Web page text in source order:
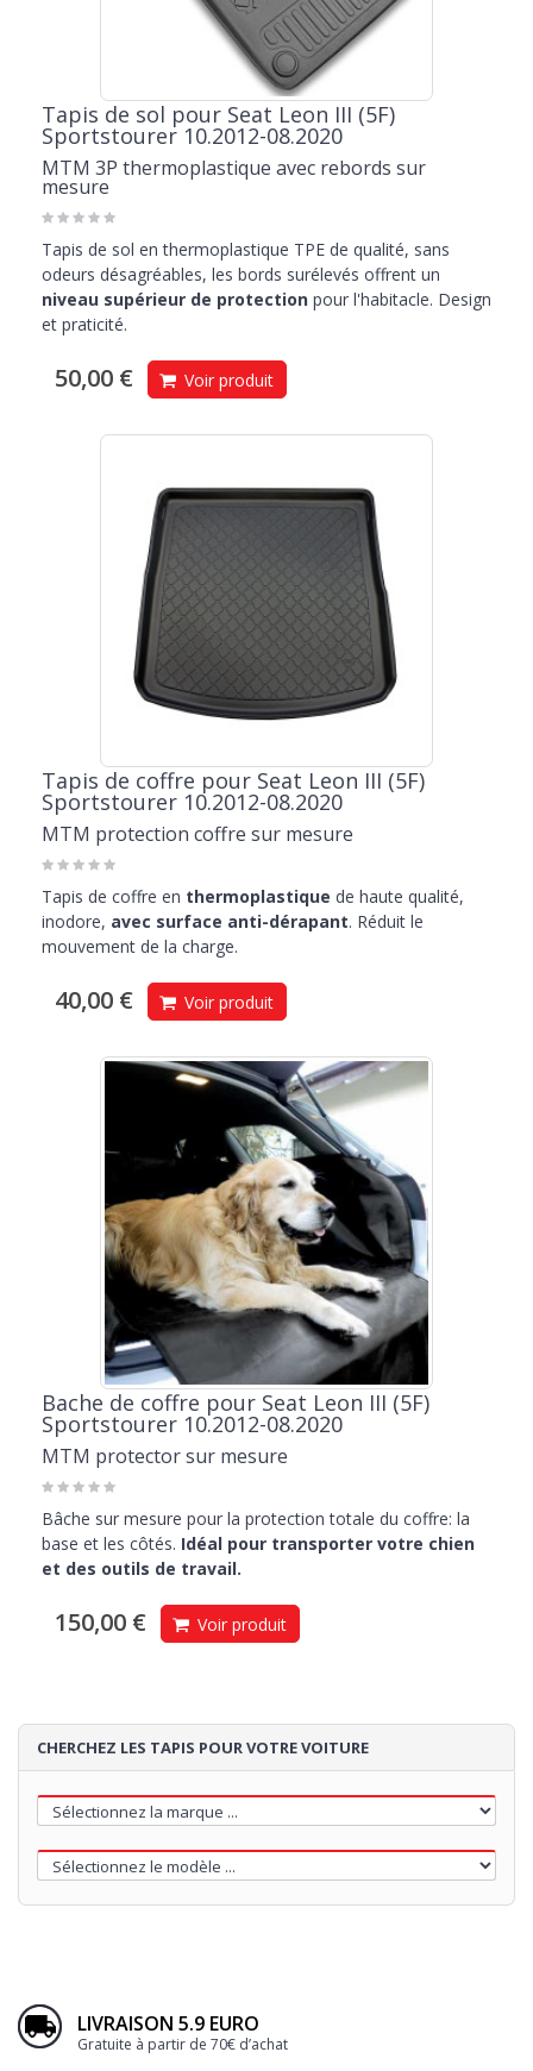
Tapis de sol pour Seat Leon III (5F)
Sportstourer 10.2012-08.2020
MTM 3P thermoplastique avec rebords sur
mesure
Tapis de sol en thermoplastique TPE de qualité, sans
odeurs désagréables, les bords surélevés offrent un
niveau supérieur de protection pour l'habitacle. Design
et praticité.
50,00 € Voir produit
Tapis de coffre pour Seat Leon III (5F)
Sportstourer 10.2012-08.2020
MTM protection coffre sur mesure
Tapis de coffre en thermoplastique de haute qualité,
inodore, avec surface anti-dérapant. Réduit le
mouvement de la charge.
40,00 € Voir produit
Bache de coffre pour Seat Leon III (5F)
Sportstourer 10.2012-08.2020
MTM protector sur mesure
Bâche sur mesure pour la protection totale du coffre: la
base et les côtés. Idéal pour transporter votre chien
et des outils de travail.
150,00 € Voir produit
CHERCHEZ LES TAPIS POUR VOTRE VOITURE
LIVRAISON 5.9 EURO
Gratuite à partir de 70€ d’achat